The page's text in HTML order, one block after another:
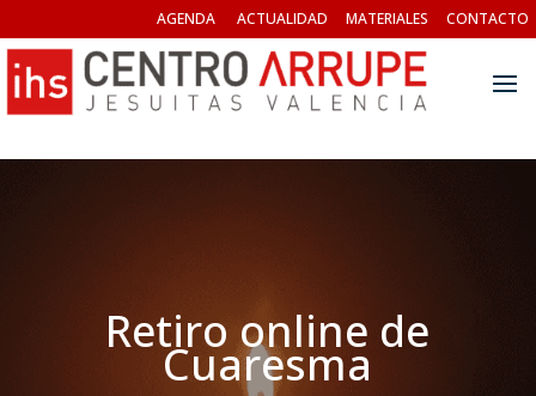
AGENDA ACTUALIDAD MATERIALES CONTACTO
Retiro online de
Cuaresma